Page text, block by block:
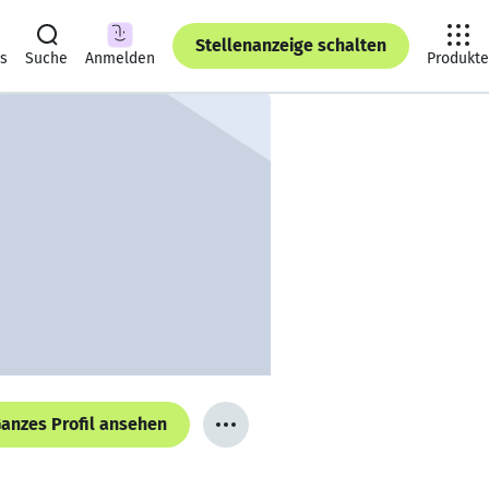
Suche Anmelden
Stellenanzeige schalten
Produkte
Profil ansehen